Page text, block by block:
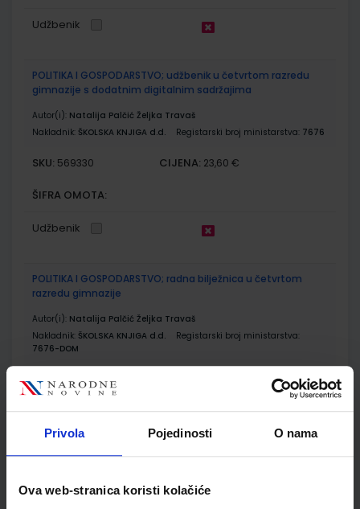
Privola Pojedinosti O nama
Ova web-stranica koristi kolačiće
Udžbenik
POLITIKA I GOSPODARSTVO; udžbenik u četvrtom razredu
gimnazije s dodatnim digitalnim sadržajima
Autor(i): Natalija Palčić Željka Travaš
Nakladnik: ŠKOLSKA KNJIGA d.d. Registarski broj ministarstva: 7676
SKU: 569330 CIJENA: 23,60 €
ŠIFRA OMOTA:
Udžbenik
POLITIKA I GOSPODARSTVO; radna bilježnica u četvrtom
razredu gimnazije
Autor(i): Natalija Palčić Željka Travaš
Nakladnik: ŠKOLSKA KNJIGA d.d.
Registarski broj ministarstva:
7676-DOM
SKU:569510
ŠIFRA OMOTA: